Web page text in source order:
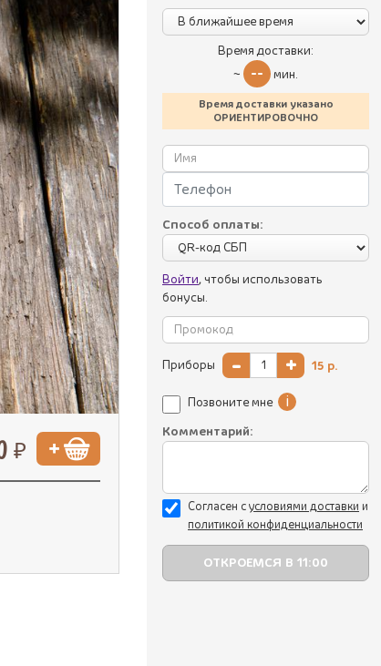
₽
Время доставки:
~
-- мин.
Время доставки указано
ОРИЕНТИРОВОЧНО
Способ оплаты:
Войти, чтобы использовать
бонусы.
Приборы - + 15 р.
Позвоните мне i
Комментарий:
Согласен суcловиями доставки и
политикой конфиденциальности